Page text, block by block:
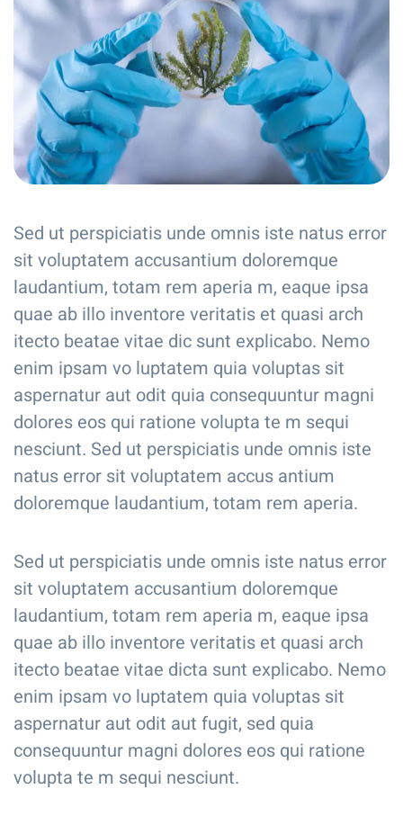
Sed ut perspiciatis unde omnis iste natus error
sit voluptatem accusantium doloremque
laudantium, totam rem aperia m, eaque ipsa
quae ab illo inventore veritatis et quasi arch
itecto beatae vitae dic sunt explicabo. Nemo
enim ipsam vo luptatem quia voluptas sit
aspernatur aut odit quia consequuntur magni
dolores eos qui ratione volupta te m sequi
nesciunt. Sed ut perspiciatis unde omnis iste
natus error sit voluptatem accus antium
doloremque laudantium, totam rem aperia.
Sed ut perspiciatis unde omnis iste natus error
sit voluptatem accusantium doloremque
laudantium, totam rem aperia m, eaque ipsa
quae ab illo inventore veritatis et quasi arch
itecto beatae vitae dicta sunt explicabo. Nemo
enim ipsam vo luptatem quia voluptas sit
aspernatur aut odit aut fugit, sed quia
consequuntur magni dolores eos qui ratione
volupta te m sequi nesciunt.